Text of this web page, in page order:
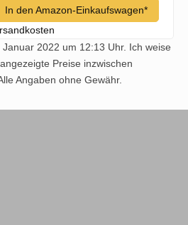
In den Amazon-Einkaufswagen*
2022 um 12:13 Uhr. Ich weise
Preise inzwischen
Angaben ohne Gewähr.